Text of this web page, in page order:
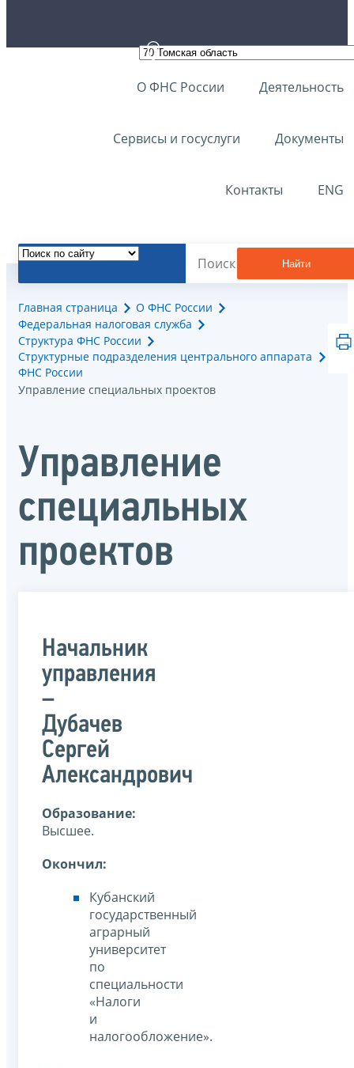
О ФНС России Деятельность
Сервисы и госуслуги Документы
Контакты ENG
Найти
Главная страница
О ФНС России
Федеральная налоговая служба
Структура ФНС России
Структурные подразделения центрального аппарата
ФНС России
Управление специальных проектов
Управление
специальных
проектов
Начальник
управления
–
Дубачев
Сергей
Александрович
Образование:
Высшее.
Окончил:
Кубанский
государственный
аграрный
университет
по
специальности
«Налоги
и
налогообложение».